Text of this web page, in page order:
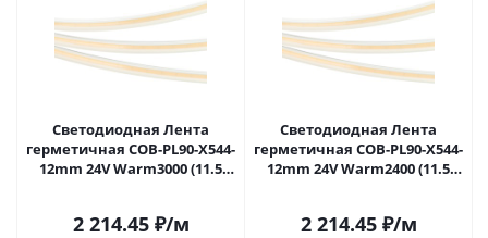
Светодиодная Лента
герметичная COB-PL90-X544-
12mm 24V Warm3000 (11.5
2 214.45₽/м
Светодиодная Лента
герметичная COB-PL90-X544-
12mm 24V Warm2400 (11.5
2 214.45₽/м